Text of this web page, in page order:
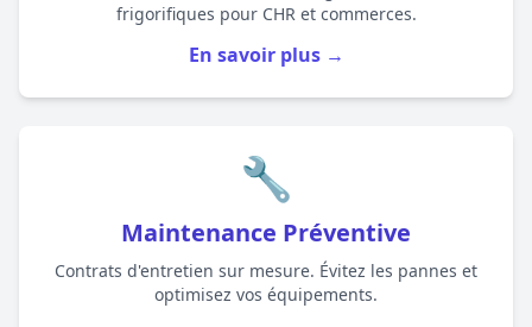
frigorifiques pour CHR et commerces.
En savoir plus →
🔧
Maintenance Préventive
Contrats d'entretien sur mesure. Évitez les pannes et
optimisez vos équipements.